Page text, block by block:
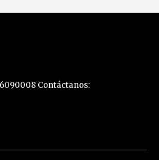
Contáctanos: